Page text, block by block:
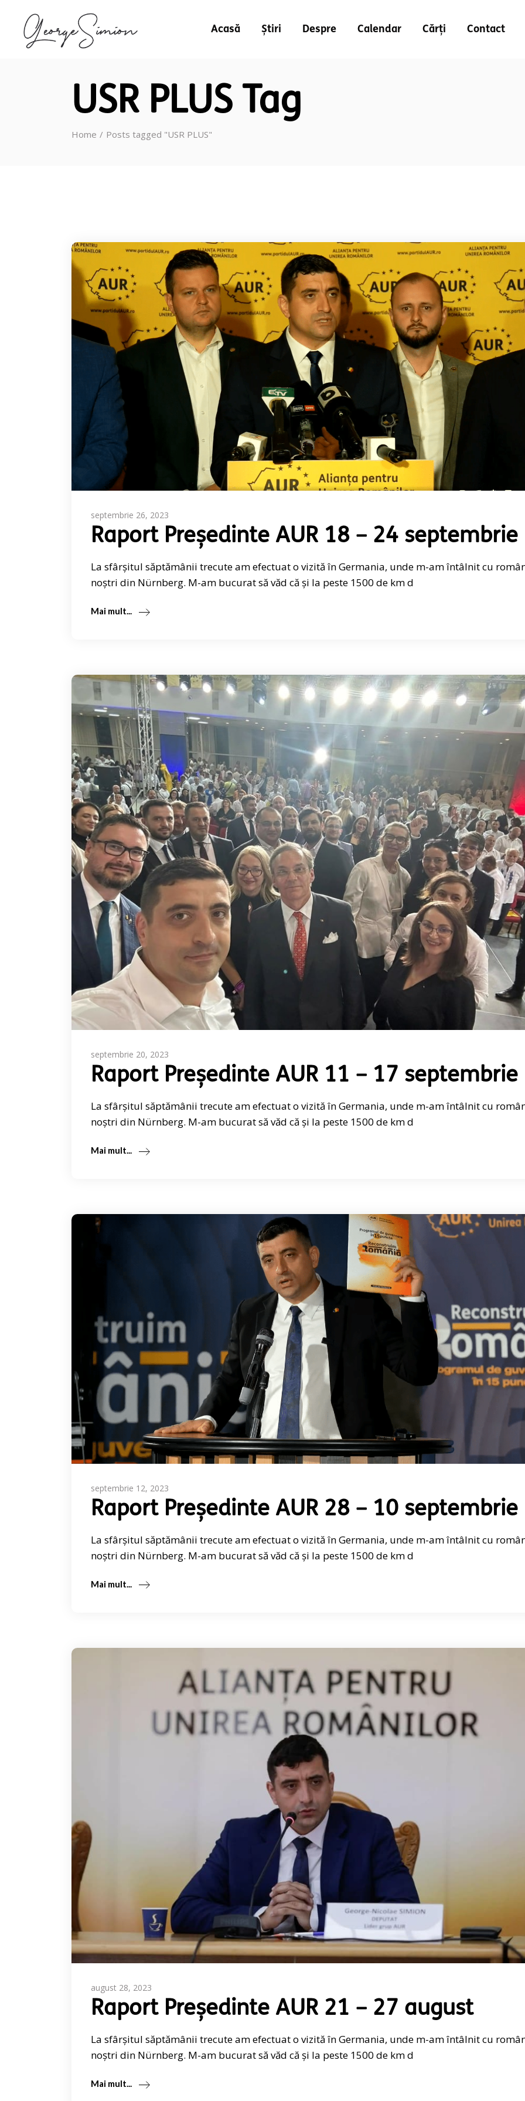
Acasă Știri Despre Calendar Cărți Contact
USR PLUS Tag
Home Posts tagged "USR PLUS"
septembrie 26, 2023
Raport Președinte AUR 18 – 24 septembrie
La sfârșitul săptămânii trecute am efectuat o vizită în Germania, unde m-am întâlnit cu
noștri din Nürnberg. M-am bucurat să văd că și la peste 1500 de km d
Mai mult...
septembrie 20, 2023
Raport Președinte AUR 11 – 17 septembrie
La sfârșitul săptămânii trecute am efectuat o vizită în Germania, unde m-am întâlnit cu
noștri din Nürnberg. M-am bucurat să văd că și la peste 1500 de km d
Mai mult...
septembrie 12, 2023
Raport Președinte AUR 28 – 10 septembrie
La sfârșitul săptămânii trecute am efectuat o vizită în Germania, unde m-am întâlnit cu
noștri din Nürnberg. M-am bucurat să văd că și la peste 1500 de km d
Mai mult...
august 28, 2023
Raport Președinte AUR 21 – 27 august
La sfârșitul săptămânii trecute am efectuat o vizită în Germania, unde m-am întâlnit cu
noștri din Nürnberg. M-am bucurat să văd că și la peste 1500 de km d
Mai mult...